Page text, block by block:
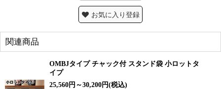
お気に入り登録
関連商品
OMBJタイプ チャック付 スタンド袋 小ロットタ
イプ
25,560円 ～30,200円(税込)